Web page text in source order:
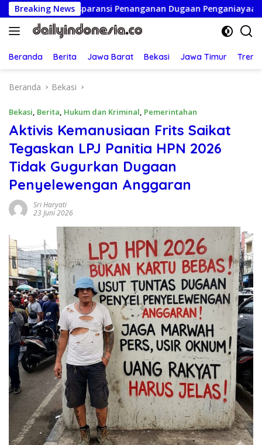
Langsung
ke
konten
Breaking NewsPenanganan Dugaan Penganiayaan Ketua
Beranda Berita Jawa Barat Bekasi Jawa Timur
Beranda Bekasi
Bekasi, Berita, Hukum dan Kriminal, Pemerintahan
Aktivis Kemanusiaan Frits Saikat
Tegaskan LPJ Panitia HPN 2026
Tidak Gugurkan Dugaan
Penyelewengan Anggaran
Sri Haryati
23 Juni 2026